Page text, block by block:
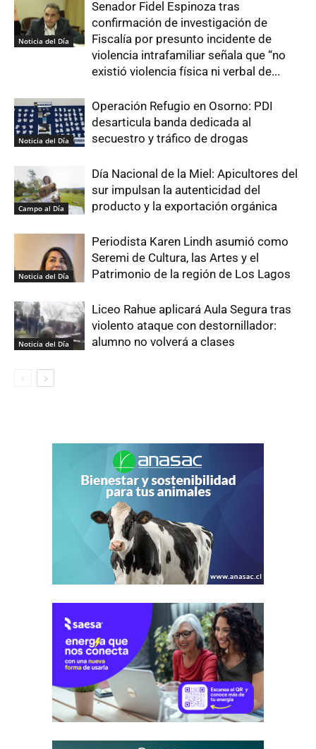
Noticia del Día
Senador Fidel Espinoza tras
confirmación de investigación de
Fiscalía por presunto incidente de
violencia intrafamiliar señala que “no
existió violencia física ni verbal de...
Noticia del Día
Operación Refugio en Osorno: PDI
desarticula banda dedicada al
secuestro y tráfico de drogas
Campo al Día
Día Nacional de la Miel: Apicultores del
sur impulsan la autenticidad del
producto y la exportación orgánica
Noticia del Día
Periodista Karen Lindh asumió como
Seremi de Cultura, las Artes y el
Patrimonio de la región de Los Lagos
Noticia del Día
Liceo Rahue aplicará Aula Segura tras
violento ataque con destornillador:
alumno no volverá a clases